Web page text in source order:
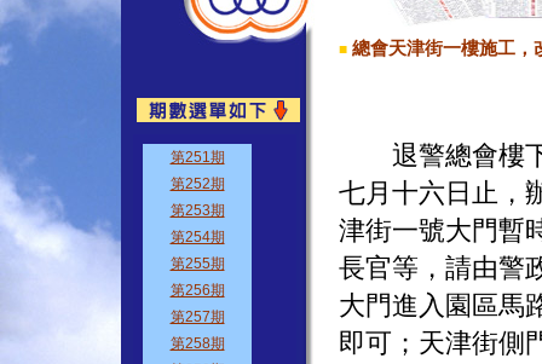
■ 總會天津街一樓施工，
退警總會樓下
七月十六日止，
津街一號大門暫
長官等，請由警
大門進入園區馬
即可；天津街側